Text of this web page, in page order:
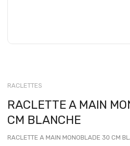
RACLETTES
RACLETTE A MAIN
CM BLANCHE
RACLETTE A MAIN MONOBLADE 30 CM